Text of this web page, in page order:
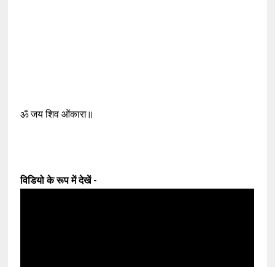
ॐ जय शिव ओंकारा॥
विडियो के रूप में देखें -